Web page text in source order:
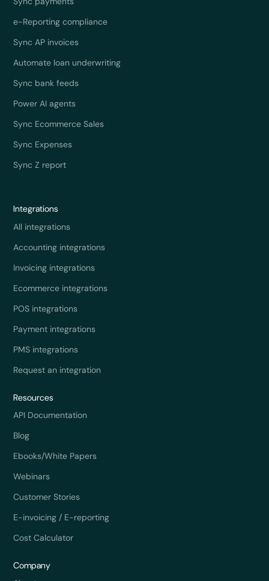
e-Reporting compliance
Sync AP invoices
Automate loan underwriting
Sync bank feeds
Power AI agents
Sync Ecommerce Sales
Sync Expenses
Sync Z report
Integrations
All integrations
Accounting integrations
Invoicing integrations
Ecommerce integrations
POS integrations
Payment integrations
PMS integrations
Request an integration
Resources
API Documentation
Blog
Ebooks/White Papers
Webinars
Customer Stories
E-invoicing / E-reporting
Cost Calculator
Company